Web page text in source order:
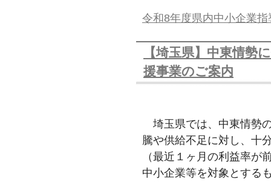
令和8年度県内中小企業
【埼玉県】中東情勢
援事業のご案内
埼玉県では、中東情勢
騰や供給不足に対し、十
（最近１ヶ月の利益率が
中小企業等を対象とする